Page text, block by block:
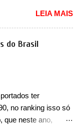
a substituição do
(aquecimento,
A marca também
do
motriz,
software do
que aparece com
nova opção de
receber o
como
avanços
nunca
ela abre uma
LEIA MAIS
do Brasil
ter
no ranking isso só
que neste ano,